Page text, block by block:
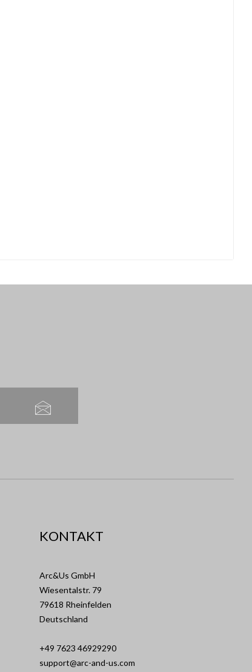
KONTAKT
Arc&Us GmbH
Wiesentalstr. 79
79618 Rheinfelden
Deutschland
+49 7623 46929290
support@arc-and-us.com